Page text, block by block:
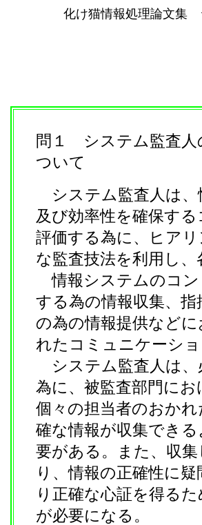
化け猫情報処理論文集
問１ システム監査人
ついて
システム監査人は、
及び効率性を確保す
評価する為に、ヒア
な監査技法を利用し
情報システムのコン
する為の情報収集、
の為の情報提供など
れたコミュニケーシ
システム監査人は、
為に、被監査部門に
個々の担当者のおか
確な情報が収集でき
要がある。また、収
り、情報の正確性に
り正確な心証を得る
が必要になる。